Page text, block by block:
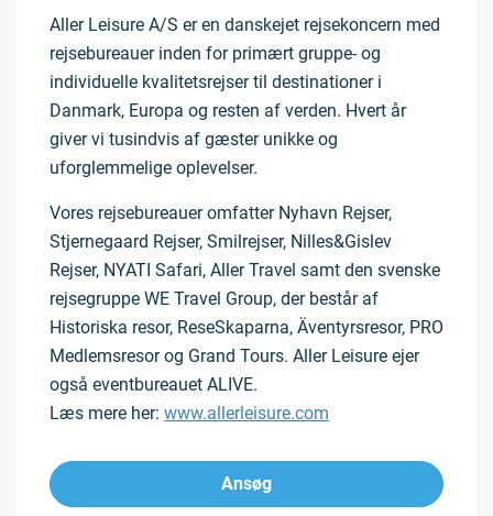
Aller Leisure A/S er en danskejet rejsekoncern med
rejsebureauer inden for primært gruppe- og
individuelle kvalitetsrejser til destinationer i
Danmark, Europa og resten af verden. Hvert år
giver vi tusindvis af gæster unikke og
uforglemmelige oplevelser.
Vores rejsebureauer omfatter Nyhavn Rejser,
Stjernegaard Rejser, Smilrejser, Nilles&Gislev
Rejser, NYATI Safari, Aller Travel samt den svenske
rejsegruppe WE Travel Group, der består af
Historiska resor, ReseSkaparna, Äventyrsresor, PRO
Medlemsresor og Grand Tours. Aller Leisure ejer
også eventbureauet ALIVE.
Læs mere her: www.allerleisure.com
Ansøg